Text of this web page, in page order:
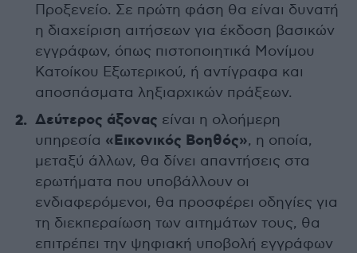
Προξενείο. Σε πρώτη φάση θα είναι δυνατή
η διαχείριση αιτήσεων για έκδοση βασικών
εγγράφων, όπως πιστοποιητικά Μονίμου
Κατοίκου Εξωτερικού, ή αντίγραφα και
αποσπάσματα ληξιαρχικών πράξεων.
Δεύτερος άξονας είναι η ολοήμερη
υπηρεσία «Εικονικός Βοηθός», η οποία,
μεταξύ άλλων, θα δίνει απαντήσεις στα
ερωτήματα που υποβάλλουν οι
ενδιαφερόμενοι, θα προσφέρει οδηγίες για
τη διεκπεραίωση των αιτημάτων τους, θα
επιτρέπει την ψηφιακή υποβολή εγγράφων